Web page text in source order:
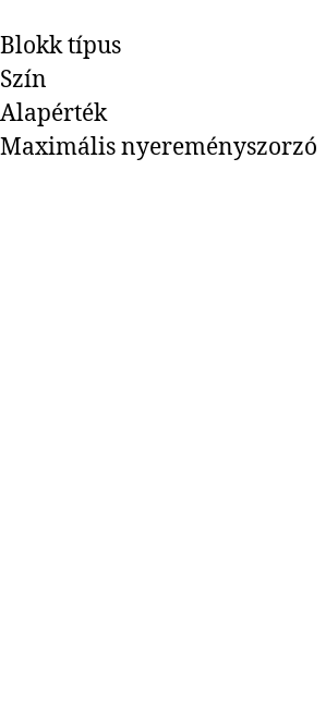
Blokk típus
Szín
Alapérték
Maximális nyereményszorzó